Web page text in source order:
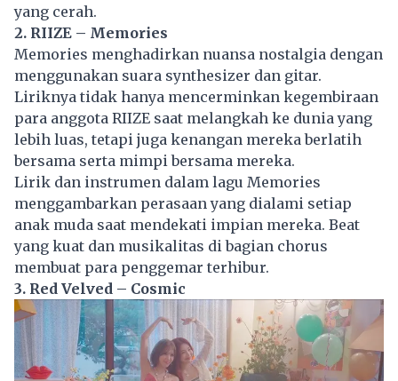
yang cerah.
2. RIIZE – Memories
Memories menghadirkan nuansa nostalgia dengan
menggunakan suara synthesizer dan gitar.
Liriknya tidak hanya mencerminkan kegembiraan
para anggota RIIZE saat melangkah ke dunia yang
lebih luas, tetapi juga kenangan mereka berlatih
bersama serta mimpi bersama mereka.
Lirik dan instrumen dalam lagu Memories
menggambarkan perasaan yang dialami setiap
anak muda saat mendekati impian mereka. Beat
yang kuat dan musikalitas di bagian chorus
membuat para penggemar terhibur.
3. Red Velved – Cosmic